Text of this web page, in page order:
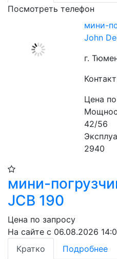
Посмотреть телефон
мини-
John
г.
Цена
42/56
2940
мини-
JCB 190
Цена по запросу
На сайте с 06.08.2026
Кратко
Подробнее